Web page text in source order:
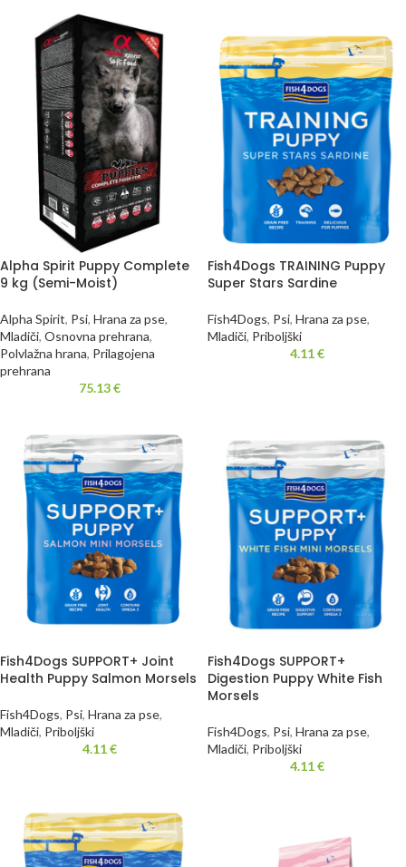
Alpha Spirit Puppy Complete
9 kg (Semi-Moist)
Alpha Spirit, Psi, Hrana za pse,
Mladiči, Osnovna prehrana,
Polvlažna hrana, Prilagojena
prehrana
75.13€
Fish4Dogs TRAINING Puppy
Super Stars Sardine
Fish4Dogs, Psi, Hrana za pse,
Mladiči, Priboljški
4.11€
Fish4Dogs SUPPORT+ Joint
Health Puppy Salmon Morsels
Fish4Dogs, Psi, Hrana za pse,
Mladiči, Priboljški
4.11€
Fish4Dogs SUPPORT+
Digestion Puppy White Fish
Morsels
Fish4Dogs, Psi, Hrana za pse,
Mladiči, Priboljški
4.11€